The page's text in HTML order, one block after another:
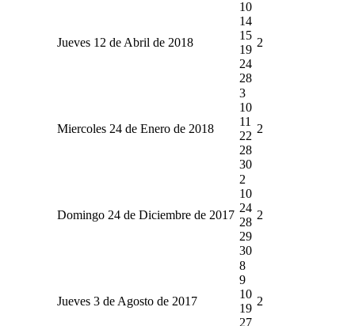
Jueves 12 de Abril de 2018
10
14
15
19
24
28
2
Miercoles 24 de Enero de 2018
3
10
11
22
28
30
2
Domingo 24 de Diciembre de 2017
2
10
24
28
29
30
2
Jueves 3 de Agosto de 2017
8
9
10
19
27
2